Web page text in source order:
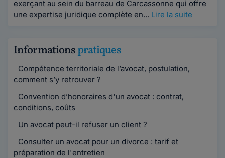
exerçant au sein du barreau de Carcassonne qui offre
une expertise juridique complète en... Lire la suite
Informationspratiques
Compétence territoriale de l’avocat, postulation,
comment s’y retrouver ?
Convention d’honoraires d'un avocat : contrat,
conditions, coûts
Un avocat peut-il refuser un client ?
Consulter un avocat pour un divorce : tarif et
préparation de l'entretien